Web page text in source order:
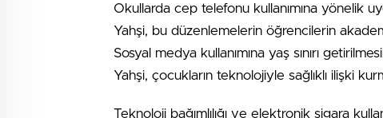
Okullarda cep telefonu kullanımına yönelik
Yahşi, bu düzenlemelerin öğrencilerin
Sosyal medya kullanımına yaş sınırı
Yahşi, çocukların teknolojiyle sağlıklı ilişki
Teknoloji bağımlılığı ve elektronik sigara